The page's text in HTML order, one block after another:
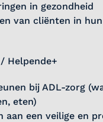
in gezondheid
van cliënten in
Helpende+
bij ADL-zorg
eten)
aan een veilige en